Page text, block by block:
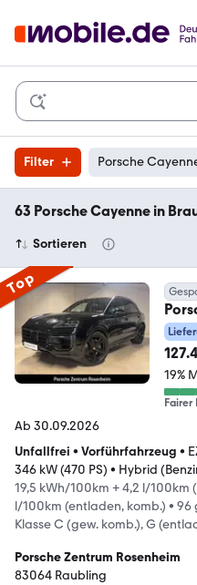
Filter Porsche
63 Porsche Cayenne in
Sortieren
Top
19%
Fairer
Ab 30.09.2026
Unfallfrei • Vorführfahrzeug •
346 kW (470 PS) • Hybrid
19,5 kWh/100km + 4,2 l/100km
l/100km (entladen, komb.) • 96
Klasse C (gew. komb.), G
Porsche Zentrum Rosenheim
83064 Raubling